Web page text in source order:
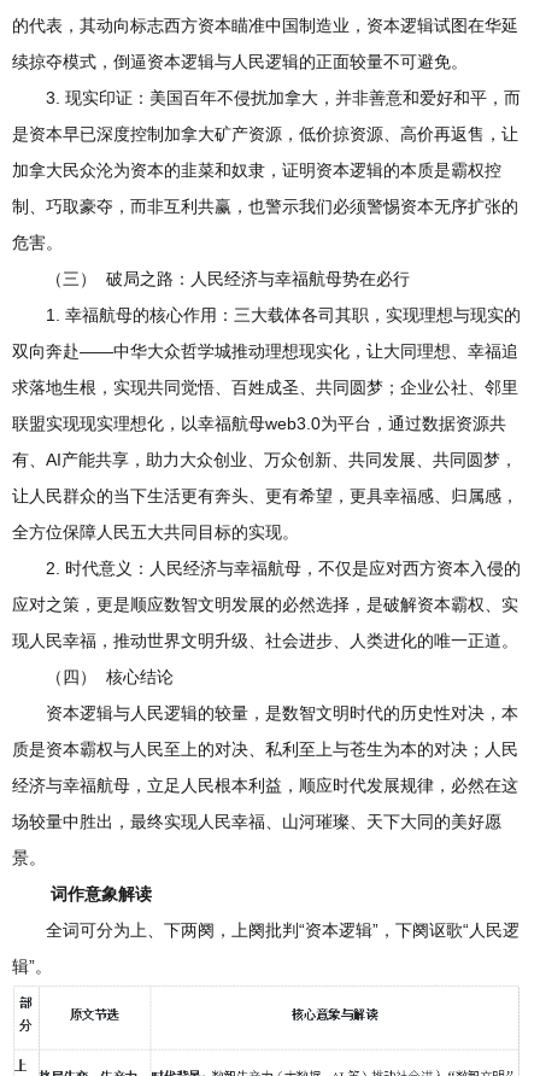
的代表，其动向标志西方资本瞄准中国制造业，资本逻辑试图在华延
续掠夺模式，倒逼资本逻辑与人民逻辑的正面较量不可避免。
3. 现实印证：美国百年不侵扰加拿大，并非善意和爱好和平，而
是资本早已深度控制加拿大矿产资源，低价掠资源、高价再返售，让
加拿大民众沦为资本的韭菜和奴隶，证明资本逻辑的本质是霸权控
制、巧取豪夺，而非互利共赢，也警示我们必须警惕资本无序扩张的
危害。
（三） 破局之路：人民经济与幸福航母势在必行
1. 幸福航母的核心作用：三大载体各司其职，实现理想与现实的
双向奔赴——中华大众哲学城推动理想现实化，让大同理想、幸福追
求落地生根，实现共同觉悟、百姓成圣、共同圆梦；企业公社、邻里
联盟实现现实理想化，以幸福航母web3.0为平台，通过数据资源共
有、AI产能共享，助力大众创业、万众创新、共同发展、共同圆梦，
让人民群众的当下生活更有奔头、更有希望，更具幸福感、归属感，
全方位保障人民五大共同目标的实现。
2. 时代意义：人民经济与幸福航母，不仅是应对西方资本入侵的
应对之策，更是顺应数智文明发展的必然选择，是破解资本霸权、实
现人民幸福，推动世界文明升级、社会进步、人类进化的唯一正道。
（四） 核心结论
资本逻辑与人民逻辑的较量，是数智文明时代的历史性对决，本
质是资本霸权与人民至上的对决、私利至上与苍生为本的对决；人民
经济与幸福航母，立足人民根本利益，顺应时代发展规律，必然在这
场较量中胜出，最终实现人民幸福、山河璀璨、天下大同的美好愿
景。
词作意象解读
全词可分为上、下两阕，上阕批判“资本逻辑”，下阕讴歌“人民逻
辑”。